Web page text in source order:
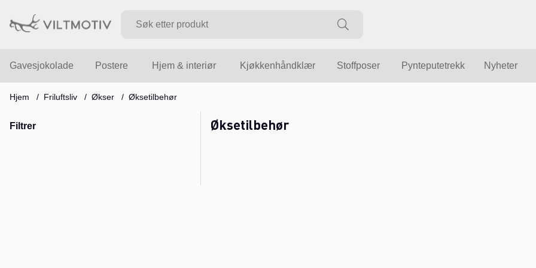
Gavesjokolade Postere Hjem & interiør Kjøkkenhåndklær Stoffposer Pynteputetrekk Nyheter
Hjem Friluftsliv Økser Øksetilbehør
Filtrer Øksetilbehør